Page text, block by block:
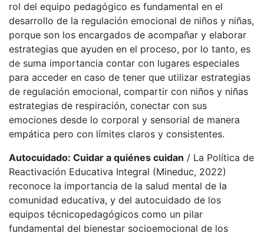
rol del equipo pedagógico es fundamental en el
desarrollo de la regulación emocional de niños y niñas,
porque son los encargados de acompañar y elaborar
estrategias que ayuden en el proceso, por lo tanto, es
de suma importancia contar con lugares especiales
para acceder en caso de tener que utilizar estrategias
de regulación emocional, compartir con niños y niñas
estrategias de respiración, conectar con sus
emociones desde lo corporal y sensorial de manera
empática pero con límites claros y consistentes.
Autocuidado: Cuidar a quiénes cuidan / La Política de
Reactivación Educativa Integral (Mineduc, 2022)
reconoce la importancia de la salud mental de la
comunidad educativa, y del autocuidado de los
equipos técnicopedagógicos como un pilar
fundamental del bienestar socioemocional de los